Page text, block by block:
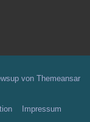
von Themeansar
Impressum